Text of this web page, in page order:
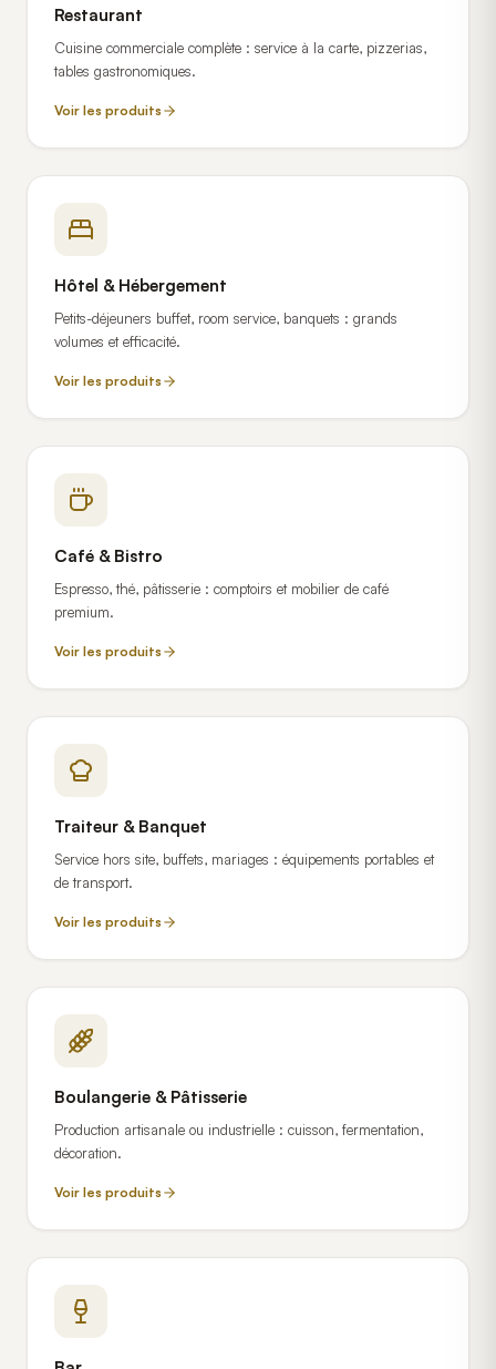
Restaurant
Cuisine commerciale complète : service à la carte, pizzerias,
tables gastronomiques.
Voir les produits
Hôtel & Hébergement
Petits-déjeuners buffet, room service, banquets : grands
volumes et efficacité.
Voir les produits
Café & Bistro
Espresso, thé, pâtisserie : comptoirs et mobilier de café
premium.
Voir les produits
Traiteur & Banquet
Service hors site, buffets, mariages : équipements portables et
de transport.
Voir les produits
Boulangerie & Pâtisserie
Production artisanale ou industrielle : cuisson, fermentation,
décoration.
Voir les produits